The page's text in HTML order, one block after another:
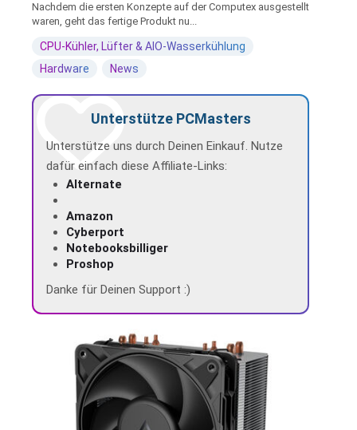
Nachdem die ersten Konzepte auf der Computex ausgestellt
waren, geht das fertige Produkt nu...
CPU-Kühler, Lüfter & AIO-Wasserkühlung
Hardware
News
Unterstütze PCMasters
Unterstütze uns durch Deinen Einkauf. Nutze
dafür einfach diese Affiliate-Links:
Alternate
Amazon
Cyberport
Notebooksbilliger
Proshop
Danke für Deinen Support :)